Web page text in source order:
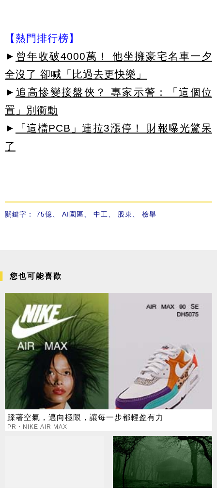
【熱門排行榜】
► 曾年收破4000萬！ 他坐擁豪宅名車一夕
全沒了 卻喊「比過去更快樂」
► 追高慘變接盤俠？ 專家示警：「這個位
置」別衝動
►
「這檔PCB」連拉3漲停！ 財報曝光驚呆
了
關鍵字： 75億 AI園區 中工 股東 檢舉
您也可能喜歡
踩著空氣，邁向極限，讓每一步都輕盈有力
PR・NIKE AIR MAX